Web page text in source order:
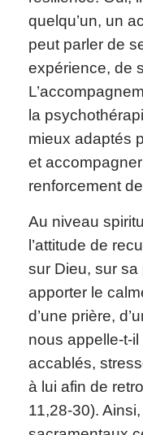
quelqu’un, un
peut parler de
expérience, de
la
mieux adaptés
et
renforcement
Au niveau
l’attitude de
sur Dieu, sur
apporter le
d’une prière,
nous appelle-t-
accablés,
à lui afin de
11,28-30).